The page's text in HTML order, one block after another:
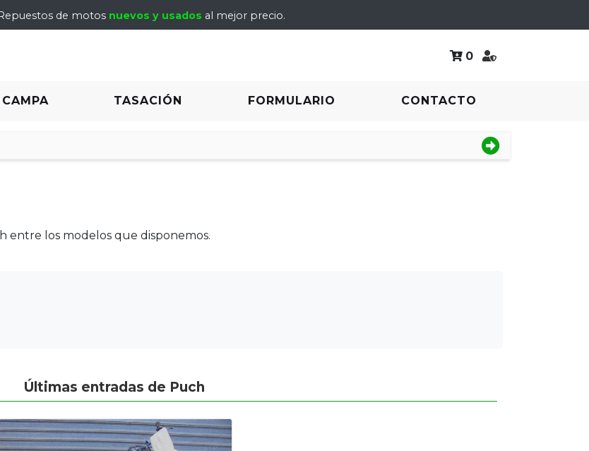
de motos nuevos y usados al mejor precio.
0
CAMPA TASACIÓN FORMULARIO CONTACTO
entre los modelos que disponemos.
Últimas entradas de Puch